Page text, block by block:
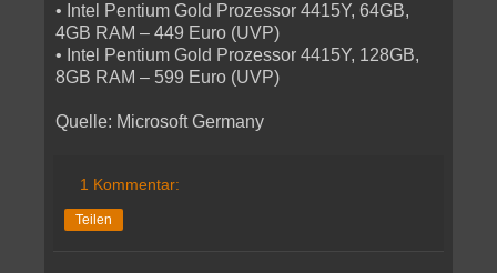
• Intel Pentium Gold Prozessor 4415Y, 64GB,
4GB RAM – 449 Euro (UVP)
• Intel Pentium Gold Prozessor 4415Y, 128GB,
8GB RAM – 599 Euro (UVP)
Quelle: Microsoft Germany
1 Kommentar:
Teilen